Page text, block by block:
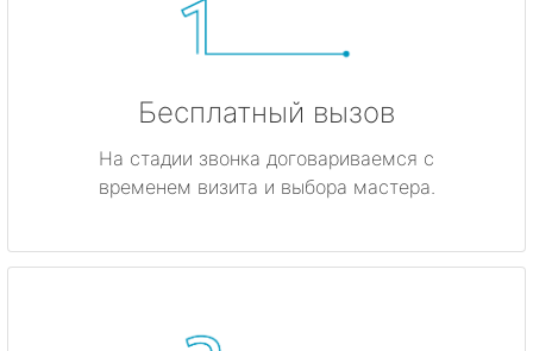
Бесплатный вызов
На стадии звонка договариваемся с
временем визита и выбора мастера.